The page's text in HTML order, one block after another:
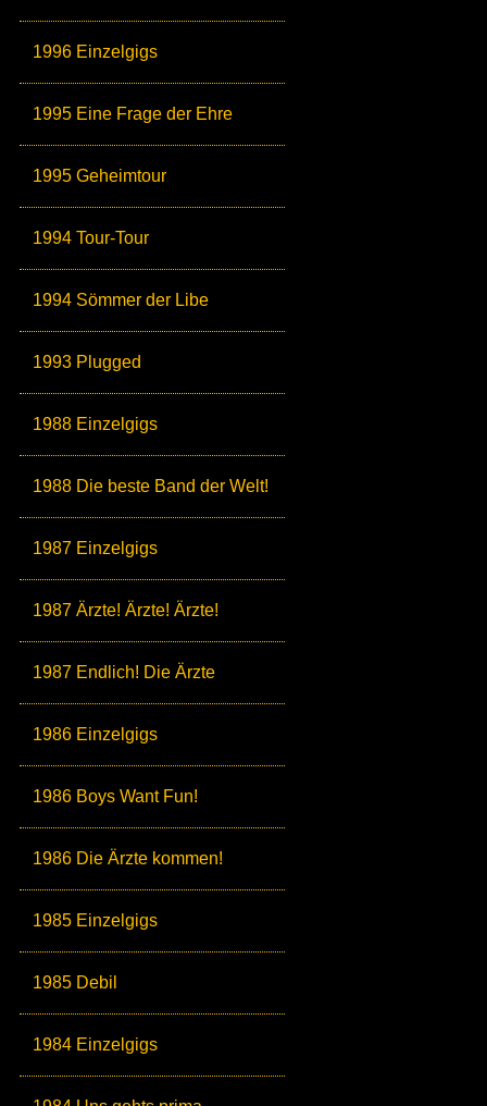
1996 Einzelgigs
1995 Eine Frage der Ehre
1995 Geheimtour
1994 Tour-Tour
1994 Sömmer der Libe
1993 Plugged
1988 Einzelgigs
1988 Die beste Band der Welt!
1987 Einzelgigs
1987 Ärzte! Ärzte! Ärzte!
1987 Endlich! Die Ärzte
1986 Einzelgigs
1986 Boys Want Fun!
1986 Die Ärzte kommen!
1985 Einzelgigs
1985 Debil
1984 Einzelgigs